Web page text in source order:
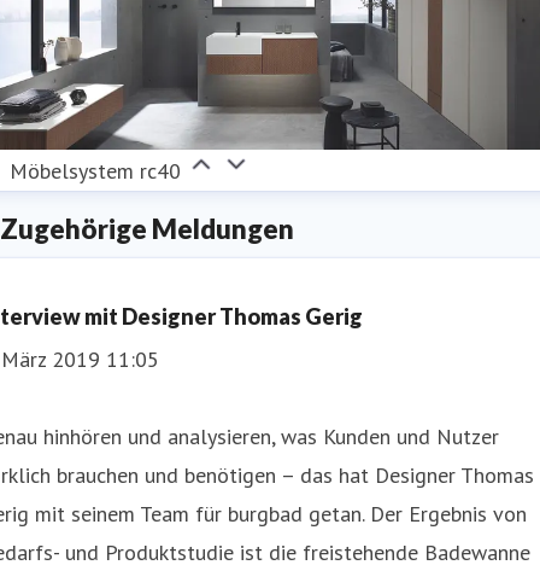
Möbelsystem rc40
Zugehörige Meldungen
mit Designer Thomas Gerig
2019 11:05
hinhören und analysieren, was Kunden und Nutzer
brauchen und benötigen – das hat Designer Thomas
mit seinem Team für burgbad getan. Der Ergebnis von
und Produktstudie ist die freistehende Badewanne